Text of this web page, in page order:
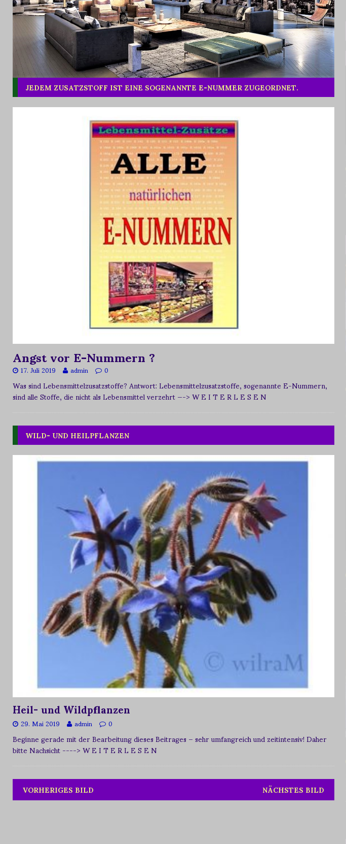
JEDEM ZUSATZSTOFF IST EINE SOGENANNTE E-NUMMER ZUGEORDNET.
Angst vor E-Nummern ?
17. Juli 2019 admin 0
Was sind Lebensmittelzusatzstoffe? Antwort: Lebensmittelzusatzstoffe, sogenannte E-Nummern,
sind alle Stoffe, die nicht als Lebensmittel verzehrt—-> W E I T E R L E S E N
WILD- UND HEILPFLANZEN
Heil- und Wildpflanzen
29. Mai 2019 admin 0
Beginne gerade mit der Bearbeitung dieses Beitrages – sehr umfangreich und zeitintensiv! Daher
bitte Nachsicht----> W E I T E R L E S E N
VORHERIGES BILD
NÄCHSTES BILD